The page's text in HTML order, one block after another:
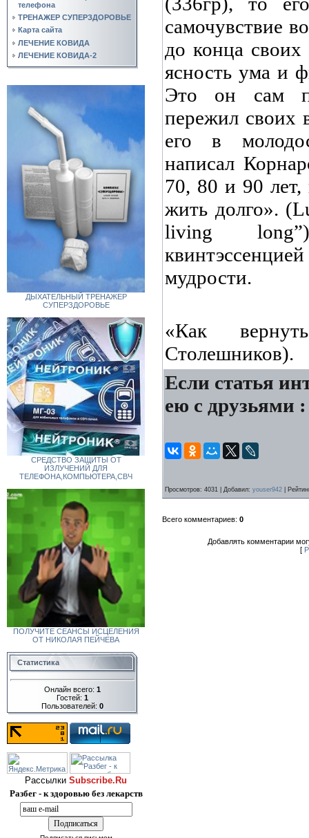
телефона
ТРЕНАЖЕР СУПЕРЗДОРОВЬЕ
Карта сайта
ЛЕЧЕНИЕ КОВИДА
ЛЕЧЕНИЕ КОВИДА-2
ДЫХАТЕЛЬНЫЙ ТРЕНАЖЕР
СУПЕРЗДОРОВЬЕ
СРЕДСТВО ЗАЩИТЫ ОТ
ИЗЛУЧЕНИЙ ДЛЯ
ТЕЛЕФОНА,КОМПЬЮТЕРА,СВЧ
ПОЛУЧИТЕ СЕАНСЫ ИСЦЕЛЕНИЯ
ОТ НИКОЛАЯ ПЕЙЧЕВА
Статистика
Онлайн всего: 1
Гостей: 1
Пользователей: 0
Рассылки Subscribe.Ru
Разбег - к здоровью без лекарств
самочувствие
до конца
ясность ума и
Это он сам
пережил своих
его в
написал
70, 80 и 90 лет,
жить долго».
living
мудрости.
«Как
Столешников).
Если статья
ею с друзьями :
Просмотров: 4031 | Добавил: youser942
Всего комментариев: 0
Добавлять комментарии
[